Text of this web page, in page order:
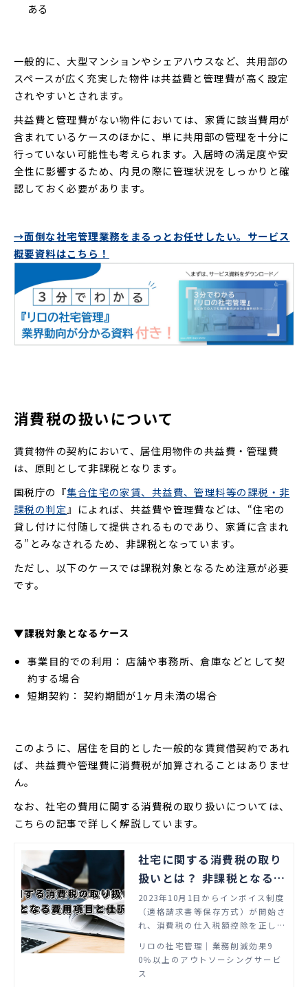
ある
一般的に、大型マンションやシェアハウスなど、共用部の
スペースが広く充実した物件は共益費と管理費が高く設定
されやすいとされます。
共益費と管理費がない物件においては、家賃に該当費用が
含まれているケースのほかに、単に共用部の管理を十分に
行っていない可能性も考えられます。入居時の満足度や安
全性に影響するため、内見の際に管理状況をしっかりと確
認しておく必要があります。
→面倒な社宅管理業務をまるっとお任せしたい。サービス
概要資料はこちら！
消費税の扱いについて
賃貸物件の契約において、居住用物件の共益費・管理費
は、原則として非課税となります。
国税庁の『集合住宅の家賃、共益費、管理料等の課税・非
課税の判定 』によれば、共益費や管理費などは、“住宅の
貸し付けに付随して提供されるものであり、家賃に含まれ
る”とみなされるため、非課税となっています。
ただし、以下のケースでは課税対象となるため注意が必要
です。
▼課税対象となるケース
事業目的での利用： 店舗や事務所、倉庫などとして契
約する場合
短期契約： 契約期間が1ヶ月未満の場合
このように、居住を目的とした一般的な賃貸借契約であれ
ば、共益費や管理費に消費税が加算されることはありませ
ん。
なお、社宅の費用に関する消費税の取り扱いについては、
こちらの記事で詳しく解説しています。
社宅に関する消費税の取り
扱いとは？ 非課税となる費
用項目と仕訳の方法
2023年10月1日からインボイス制度
（適格請求書等保存方式）が開始さ
れ、消費税の仕入税額控除を正しく
した。これから社宅制度の運用を検
討している人事総務部門のご担当者
さまのなかには「社宅の費用に対し
リロの社宅管理│業務削減効果9
0％以上のアウトソーシングサービ
ス